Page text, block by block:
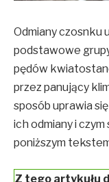
Odmiany czosnku
podstawowe
pędów
przez panujący
sposób uprawia
ich odmiany i
poniższym
Z tego artykułu